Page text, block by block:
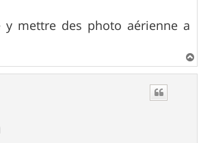
y mettre des photo aérienne a
a